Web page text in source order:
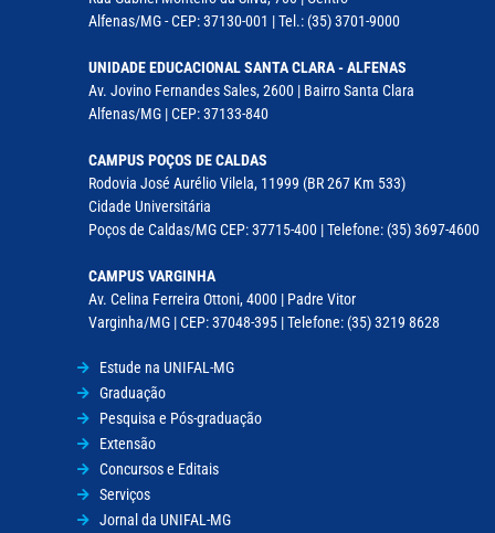
Alfenas/MG - CEP: 37130-001 | Tel.: (35) 3701-9000
UNIDADE EDUCACIONAL SANTA CLARA - ALFENAS
Av. Jovino Fernandes Sales, 2600 | Bairro Santa Clara
Alfenas/MG | CEP: 37133-840
CAMPUS POÇOS DE CALDAS
Rodovia José Aurélio Vilela, 11999 (BR 267 Km 533)
Cidade Universitária
Poços de Caldas/MG CEP: 37715-400 | Telefone: (35) 3697-4600
CAMPUS VARGINHA
Av. Celina Ferreira Ottoni, 4000 | Padre Vitor
Varginha/MG | CEP: 37048-395 | Telefone: (35) 3219 8628
Estude na UNIFAL-MG
Graduação
Pesquisa e Pós-graduação
Extensão
Concursos e Editais
Serviços
Jornal da UNIFAL-MG